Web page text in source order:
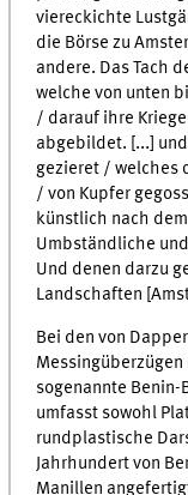
viereckichte
die Börse zu
andere. Das Tach
welche von unten
/ darauf ihre
abgebildet. [...]
gezieret / welches
/ von Kupfer
künstlich nach
Umbständliche
Und denen darzu
Landschaften
Bei den von
sogenannte Benin-
umfasst sowohl
rundplastische
Jahrhundert von
Manillen